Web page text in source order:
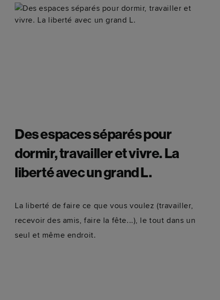
Des espaces séparés pour
dormir, travailler et vivre. La
liberté avec un grand L.
La liberté de faire ce que vous voulez (travailler,
recevoir des amis, faire la fête...), le tout dans un
seul et même endroit.